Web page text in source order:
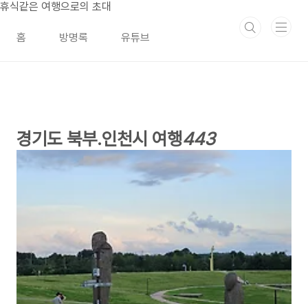
본문 바로가기
휴식같은 여행으로의 초대
홈 방명록 유튜브
경기도 북부.인천시 여행443